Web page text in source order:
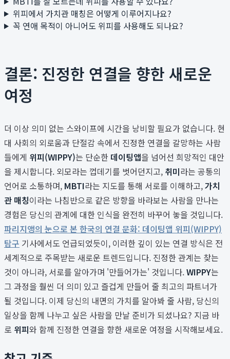
위피에서 가치관 매칭은 어떻게 이루어지나요?
꼭 연애 목적이 아니어도 위피를 사용해도 되나요?
결론: 진정한 연결을 향한 새로운
여정
더 이상 의미 없는 스와이프에 시간을 낭비할 필요가 없습니다. 현
대 사회의 외로움과 단절감 속에서 진정한 연결을 갈망하는 사람
들에게 위피(WIPPY)는 단순한 데이팅앱을 넘어선 희망적인 대안
을 제시합니다. 외모라는 껍데기를 벗어던지고, 취미라는 공통의
언어로 소통하며, MBTI라는 지도를 통해 서로를 이해하고,가치
관 매칭이라는 나침반으로 같은 방향을 바라보는 사람을 만나는
경험은 당신의 관계에 대한 인식을 완전히 바꾸어 놓을 것입니다.
파리지앵의 눈으로 본 한국의 연결 문화: 데이팅앱 위피(WIPPY)
탐구 기사에서도 언급되었듯이, 이러한 깊이 있는 연결 방식은 전
세계적으로 주목받는 새로운 트렌드입니다. 진정한 관계는 찾는
것이 아니라, 서로를 알아가며 '만들어가는' 것입니다.WIPPY는
그 과정을 훨씬 더 의미 있고 즐겁게 만들어 줄 최고의 파트너가
될 것입니다. 이제 당신의 내면의 가치를 알아봐 줄 사람, 당신의
일상을 함께 나누고 싶은 사람을 만날 준비가 되셨나요? 지금 바
로 위피와 함께 진정한 연결을 향한 새로운 여정을 시작해보세요.